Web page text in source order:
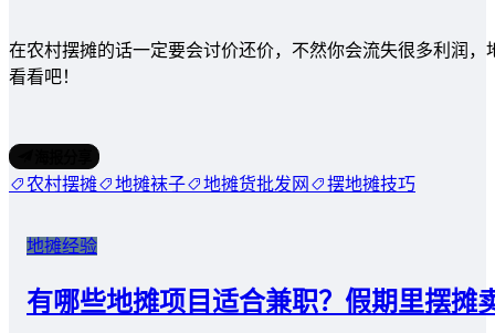
在农村摆摊的话一定要会讨价还价，不然你会流失很多利润
看看吧！
农村摆摊 地摊袜子 地摊货批发网 摆地摊技巧
地摊经验
有哪些地摊项目适合兼职？假期里摆摊